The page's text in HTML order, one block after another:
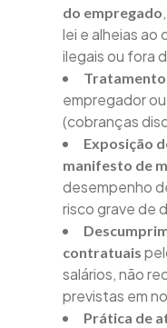
do empregado
lei e alheias
ilegais ou fora
empregador
(cobranças
Exposição
manifesto de
desempenho
risco grave de
contratuais
salários, não
previstas em
Prática de